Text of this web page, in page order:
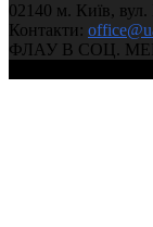
02140 м. Київ, вул.
Контакти:
ФЛАУ В СОЦ.